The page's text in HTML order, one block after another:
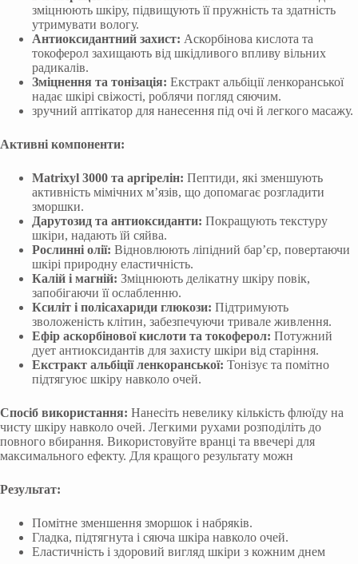
зміцнюють шкіру, підвищують її пружність та здатність
утримувати вологу.
Антиоксидантний захист: Аскорбінова кислота та
токоферол захищають від шкідливого впливу вільних
радикалів.
Зміцнення та тонізація: Екстракт альбіції ленкоранської
надає шкірі свіжості, роблячи погляд сяючим.
зручний аптікатор для нанесення під очі й легкого масажу.
Активні компоненти:
Matrixyl 3000 та аргірелін: Пептиди, які зменшують
активність мімічних м’язів, що допомагає розгладити
зморшки.
Дарутозид та антиоксиданти: Покращують текстуру
шкіри, надають їй сяйва.
Рослинні олії: Відновлюють ліпідний бар’єр, повертаючи
шкірі природну еластичність.
Калій і магній: Зміцнюють делікатну шкіру повік,
запобігаючи її ослабленню.
Ксиліт і полісахариди глюкози: Підтримують
зволоженість клітин, забезпечуючи тривале живлення.
Ефір аскорбінової кислоти та токоферол: Потужний
дует антиоксидантів для захисту шкіри від старіння.
Екстракт альбіції ленкоранської: Тонізує та помітно
підтягуює шкіру навколо очей.
Спосіб використання: Нанесіть невелику кількість флюїду на
чисту шкіру навколо очей. Легкими рухами розподіліть до
повного вбирання. Використовуйте вранці та ввечері для
максимального ефекту. Для кращого результату можн
Результат:
Помітне зменшення зморшок і набряків.
Гладка, підтягнута і сяюча шкіра навколо очей.
Еластичність і здоровий вигляд шкіри з кожним днем